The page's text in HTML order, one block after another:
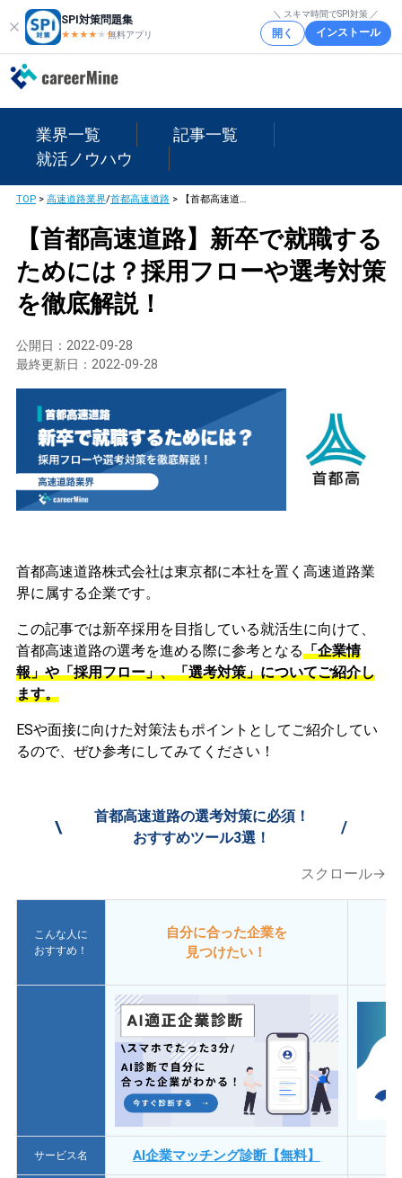
SPI対策問題集
★★★★ ★★
無料アプリ
＼ スキマ時間でSPI対策 ／
開く インストール
業界一覧
記事一覧
就活ノウハウ
TOP> 高速道路業界/首都高速道路> 【首都高速道路】新卒で就職するためには？採用フローや選考対策を徹底解説！
【首都高速道路】新卒で就職する
ためには？採用フローや選考対策
を徹底解説！
公開日： 2022-09-28
最終更新日： 2022-09-28
首都高速道路株式会社は東京都に本社を置く高速道路業
界に属する企業です。
この記事では新卒採用を目指している就活生に向けて、
首都高速道路の選考を進める際に参考となる「企業情
報」や「採用フロー」、「選考対策」についてご紹介し
ます。
ESや面接に向けた対策法もポイントとしてご紹介してい
るので、ぜひ参考にしてみてください！
\
首都高速道路の選考対策に必須！
おすすめツール3選！
/
スクロール→
こんな人に
おすすめ！
自分に合った企業を
見つけたい！
サービス名 AI企業マッチング診断【無料】